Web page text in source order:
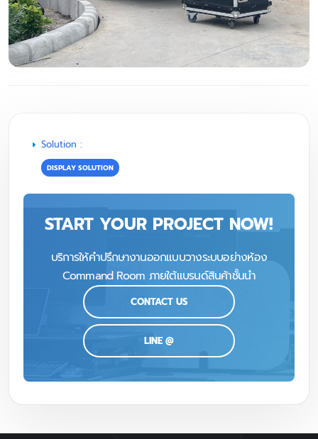
Solution :
DISPLAY SOLUTION
START YOUR PROJECT NOW!
บริการให้คำปรึกษางานออกแบบวางระบบอย่างห้อง
Command Room ภายใต้แบรนด์สินค้าชั้นนำ
CONTACT US
LINE @